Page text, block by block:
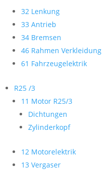
32 Lenkung
33 Antrieb
34 Bremsen
46 Rahmen Verkleidung
61 Fahrzeugelektrik
R25 /3
11 Motor R25/3
Dichtungen
Zylinderkopf
12 Motorelektrik
13 Vergaser